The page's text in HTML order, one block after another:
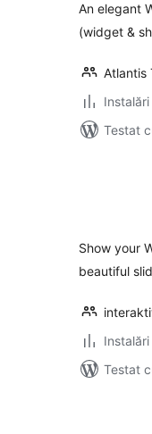
An elegant
(widget &
Atlantis
Testat
Show your
beautiful
Testat